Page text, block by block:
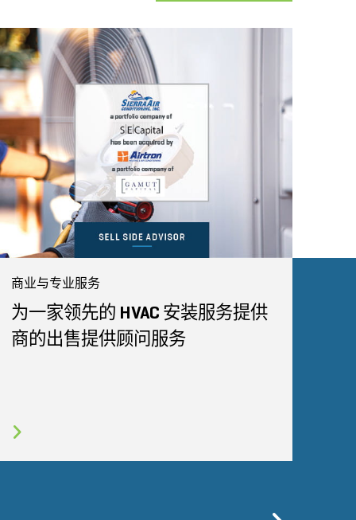
商业与专业服务
为一家领先的 HVAC 安装服务提供
商的出售提供顾问服务